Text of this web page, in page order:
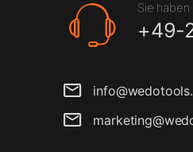
Sie haben
+49-